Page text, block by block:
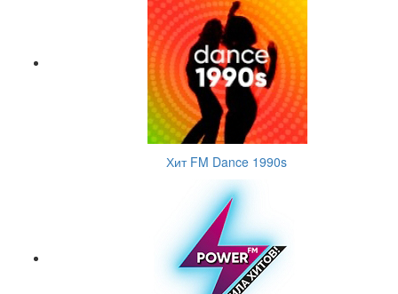
Хит FM Dance 1990s